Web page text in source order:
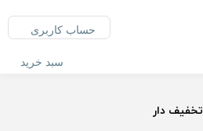
حساب کاربری
سبد خرید
دار